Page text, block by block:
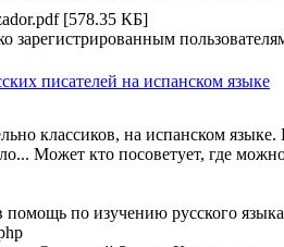
[578.35 КБ]
зарегистрированным
писателей на испанском языке
классиков, на испанском
Может кто посоветует, где
помощь по изучению русского языка